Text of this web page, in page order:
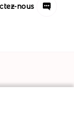
nous